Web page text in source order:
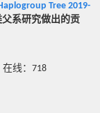
Tree 2019-
系研究做出的贡
线：718